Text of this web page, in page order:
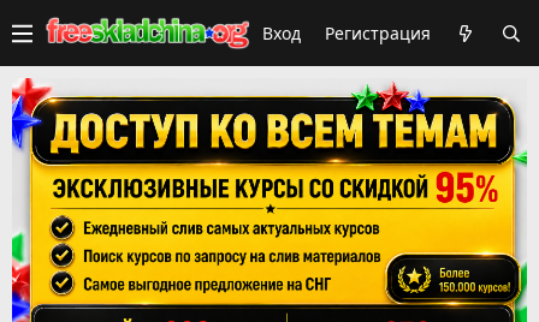
Вход Регистрация